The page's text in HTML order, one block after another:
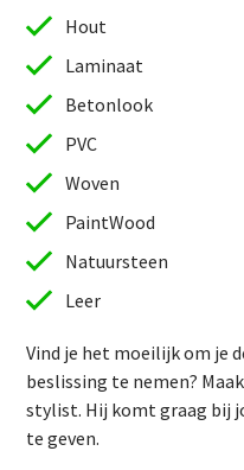
Hout
Laminaat
Betonlook
PVC
Woven
PaintWood
Natuursteen
Leer
Vind je het moeilijk om je
beslissing te nemen?
stylist. Hij komt graag bij
te geven.